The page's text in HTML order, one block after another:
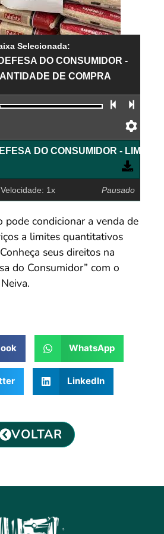
Selecionada:
DO CONSUMIDOR -
DE COMPRA
Faixa
DO CONSUMIDOR - LIMITE
Velocidade: 1x Pausado
pode condicionar a venda de
a limites quantitativos
seus direitos na
do Consumidor” com o
WhatsApp
LinkedIn
VOLTAR